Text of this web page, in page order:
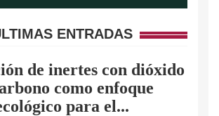
ENTRADAS
de inertes con dióxido
como enfoque
para el...